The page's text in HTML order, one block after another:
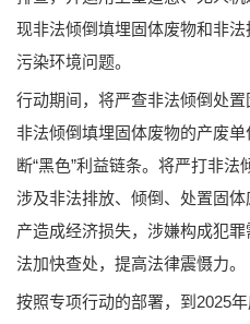
现非法倾倒填埋固体废物和非
污染环境问题。
行动期间，将严查非法倾倒处
非法倾倒填埋固体废物的产废
断“黑色”利益链条。将严打非
涉及非法排放、倾倒、处置固
产造成经济损失，涉嫌构成犯
法加快查处，提高法律震慑力。
按照专项行动的部署，到2025